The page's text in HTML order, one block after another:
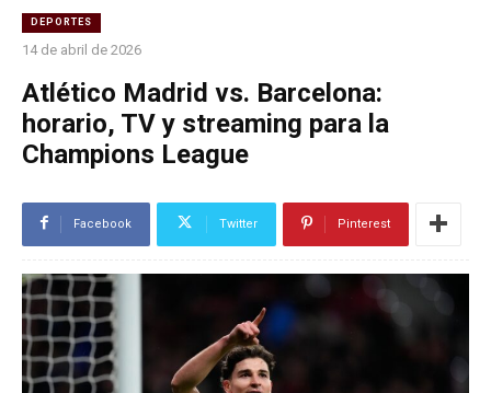
DEPORTES
14 de abril de 2026
Atlético Madrid vs. Barcelona:
horario, TV y streaming para la
Champions League
Facebook Twitter Pinterest